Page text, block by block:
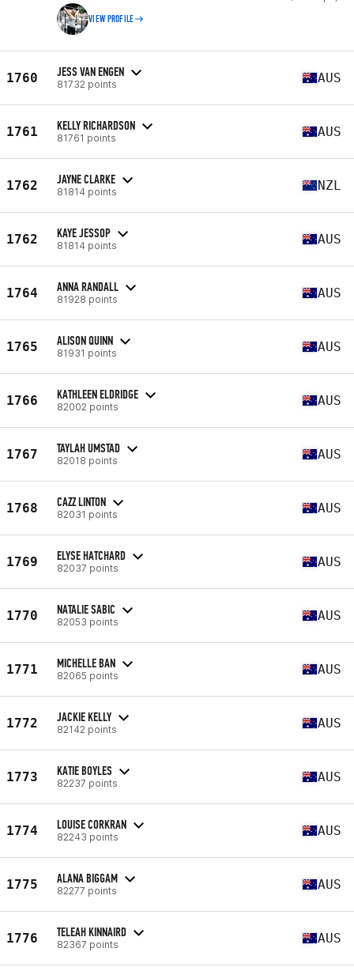
VIEW PROFILE
1760 JESS VAN ENGEN
81732 points AUS
1761 KELLY RICHARDSON
81761 points AUS
1762 JAYNE CLARKE
81814 points NZL
1762 KAYE JESSOP
81814 points AUS
1764 ANNA RANDALL
81928 points AUS
1765 ALISON QUINN
81931 points AUS
1766 KATHLEEN ELDRIDGE
82002 points AUS
1767 TAYLAH UMSTAD
82018 points AUS
1768 CAZZ LINTON
82031 points AUS
1769 ELYSE HATCHARD
82037 points AUS
1770 NATALIE SABIC
82053 points AUS
1771 MICHELLE BAN
82065 points AUS
1772 JACKIE KELLY
82142 points AUS
1773 KATIE BOYLES
82237 points AUS
1774 LOUISE CORKRAN
82243 points AUS
1775 ALANA BIGGAM
82277 points AUS
1776 TELEAH KINNAIRD
82367 points AUS